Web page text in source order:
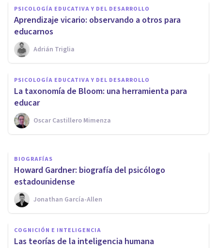
PSICOLOGÍA EDUCATIVA Y DEL DESARROLLO
​Aprendizaje vicario: observando a otros para
educarnos
Adrián Triglia
PSICOLOGÍA EDUCATIVA Y DEL DESARROLLO
La taxonomía de Bloom: una herramienta para
educar
Oscar Castillero Mimenza
COGNICIÓN E INTELIGENCIA
Inteligencia Fluida e
Inteligencia Cristalizada: ¿qué
son?
Bertrand Regader
BIOGRAFÍAS
Howard Gardner: biografía del psicólogo
estadounidense
Jonathan García-Allen
COGNICIÓN E INTELIGENCIA
Las teorías de la inteligencia humana